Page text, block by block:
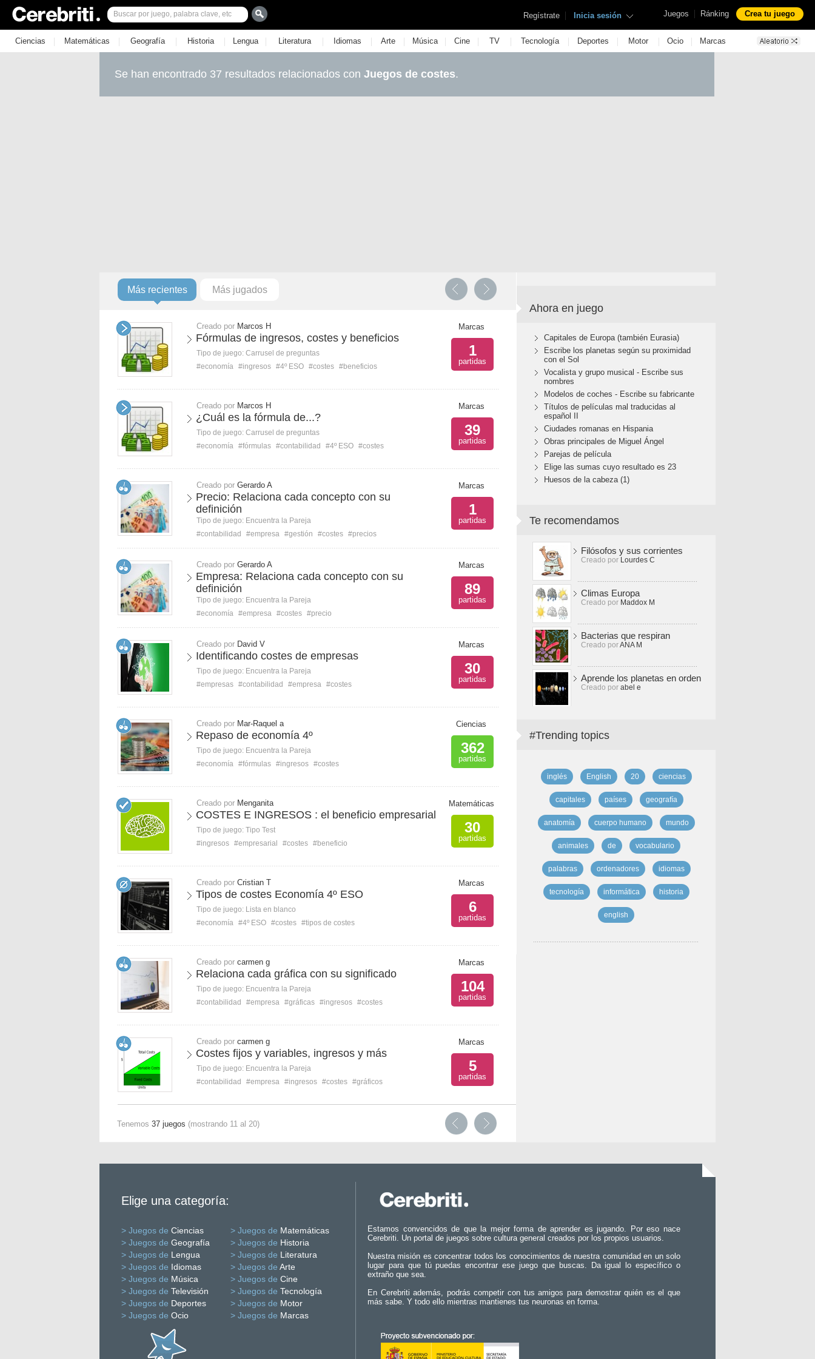
Juegos | Ránking Crea tu juego
Regístrate | Inicia sesión
Ciencias | Matemáticas | Geografía | Historia | Lengua | Literatura | Idiomas | Arte | Música | Cine | TV | Tecnología | Deportes | Motor | Ocio | Marcas
Se han encontrado 37 resultados relacionados con Juegos de costes.
Más recientes Más jugados
Creado por Marcos H
Fórmulas de ingresos, costes y beneficios
Tipo de juego: Carrusel de preguntas
#economía #ingresos #4º ESO #costes #beneficios
Marcas
1
partidas
Creado por Marcos H
¿Cuál es la fórmula de...?
Tipo de juego: Carrusel de preguntas
#economía #fórmulas #contabilidad #4º ESO #costes
Marcas
39
partidas
Creado por Gerardo A
Precio: Relaciona cada concepto con su
definición
Tipo de juego: Encuentra la Pareja
#contabilidad
#empresa #gestión #costes #precios
Marcas
1
partidas
Creado por Gerardo A
Empresa: Relaciona cada concepto con su
definición
Tipo de juego: Encuentra la Pareja
#economía #empresa #costes #precio
Marcas
89
partidas
Creado por David V
Identificando costes de empresas
Tipo de juego: Encuentra la Pareja
#empresas #contabilidad #empresa #costes
Marcas
30
partidas
Creado por Mar-Raquel a
Repaso de economía 4º
Tipo de juego: Encuentra la Pareja
#economía #fórmulas #ingresos #costes
Ciencias
362
partidas
Creado por Menganita
COSTES E INGRESOS : el beneficio empresarial
Tipo de juego: Tipo Test
#ingresos #empresarial #costes #beneficio
Matemáticas
30
partidas
Creado por Cristian T
Tipos de costes Economía 4º ESO
Tipo de juego: Lista en blanco
#economía #4º ESO #costes #tipos de costes
Marcas
6
partidas
Creado por carmen g
Relaciona cada gráfica con su significado
Tipo de juego: Encuentra la Pareja
#contabilidad
#empresa #gráficas #ingresos #costes
Marcas
104
partidas
Creado por carmen g
Costes fijos y variables, ingresos y más
Tipo de juego: Encuentra la Pareja
#contabilidad
#empresa #ingresos #costes #gráficos
Marcas
5
partidas
Tenemos 37 juegos (mostrando 11 al 20)
Ahora en juego
Capitales de Europa (también Eurasia)
Escribe los planetas según su proximidad
con el Sol
Vocalista y grupo musical - Escribe sus
nombres
Modelos de coches - Escribe su fabricante
Títulos de películas mal traducidas al
español II
Ciudades romanas en Hispania
Obras principales de Miguel Ángel
Parejas de película
Elige las sumas cuyo resultado es 23
Huesos de la cabeza (1)
Te recomendamos
Filósofos y sus corrientes
Creado por Lourdes C
Climas Europa
Creado por Maddox M
Bacterias que respiran
Creado porANA M
Aprende los planetas en orden
Creado por abel e
#Trending topics
inglés English 20 ciencias
capitales países geografía
anatomía cuerpo humano mundo
animales de vocabulario
palabras ordenadores idiomas
tecnología informática historia
english
Elige una categoría:
> Juegos de Ciencias > Juegos de Matemáticas
> Juegos de Geografía > Juegos de Historia
> Juegos de Lengua > Juegos de Literatura
> Juegos de Idiomas > Juegos de Arte
> Juegos de Música > Juegos de Cine
> Juegos de Televisión > Juegos de Tecnología
> Juegos de Deportes > Juegos de Motor
> Juegos de Ocio > Juegos de Marcas
Estamos convencidos de que la mejor forma de aprender es jugando. Por eso nace
Cerebriti. Un portal de juegos sobre cultura general creados por los propios usuarios.
Nuestra misión es concentrar todos los conocimientos de nuestra comunidad en un solo
lugar para que tú puedas encontrar ese juego que buscas. Da igual lo específico o
extraño que sea.
En Cerebriti además, podrás competir con tus amigos para demostrar quién es el que
más sabe. Y todo ello mientras mantienes tus neuronas en forma.